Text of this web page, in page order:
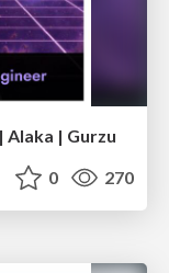
Alaka | Gurzu
0 270